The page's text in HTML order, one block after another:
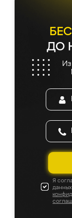
ДО
Я